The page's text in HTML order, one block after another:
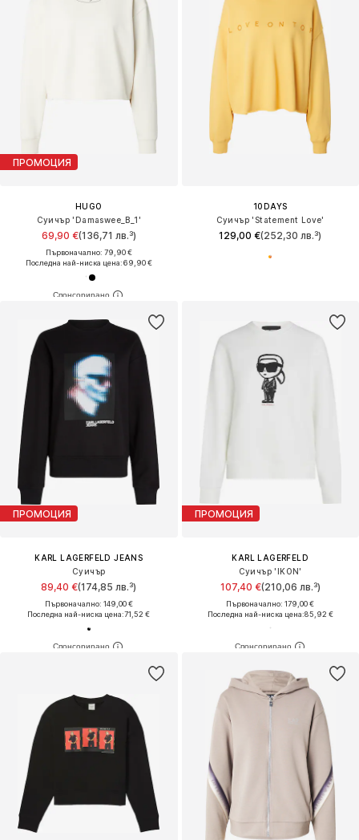
ПРОМОЦИЯ
HUGO
Суичър 'Damaswee_B_1'
69,90 €(136,71 лв.³)
Първоначално: 79,90 €
Последна най-ниска цена:69,90 €
10DAYS
Суичър 'Statement Love'
129,00 €(252,30 лв.³)
ПРОМОЦИЯ
KARL LAGERFELD JEANS
Суичър
89,40 €(174,85 лв.³)
Първоначално: 149,00 €
Последна най-ниска цена:71,52 €
ПРОМОЦИЯ
KARL LAGERFELD
Суичър 'IKON'
107,40 €(210,06 лв.³)
Първоначално: 179,00 €
Последна най-ниска цена:85,92 €